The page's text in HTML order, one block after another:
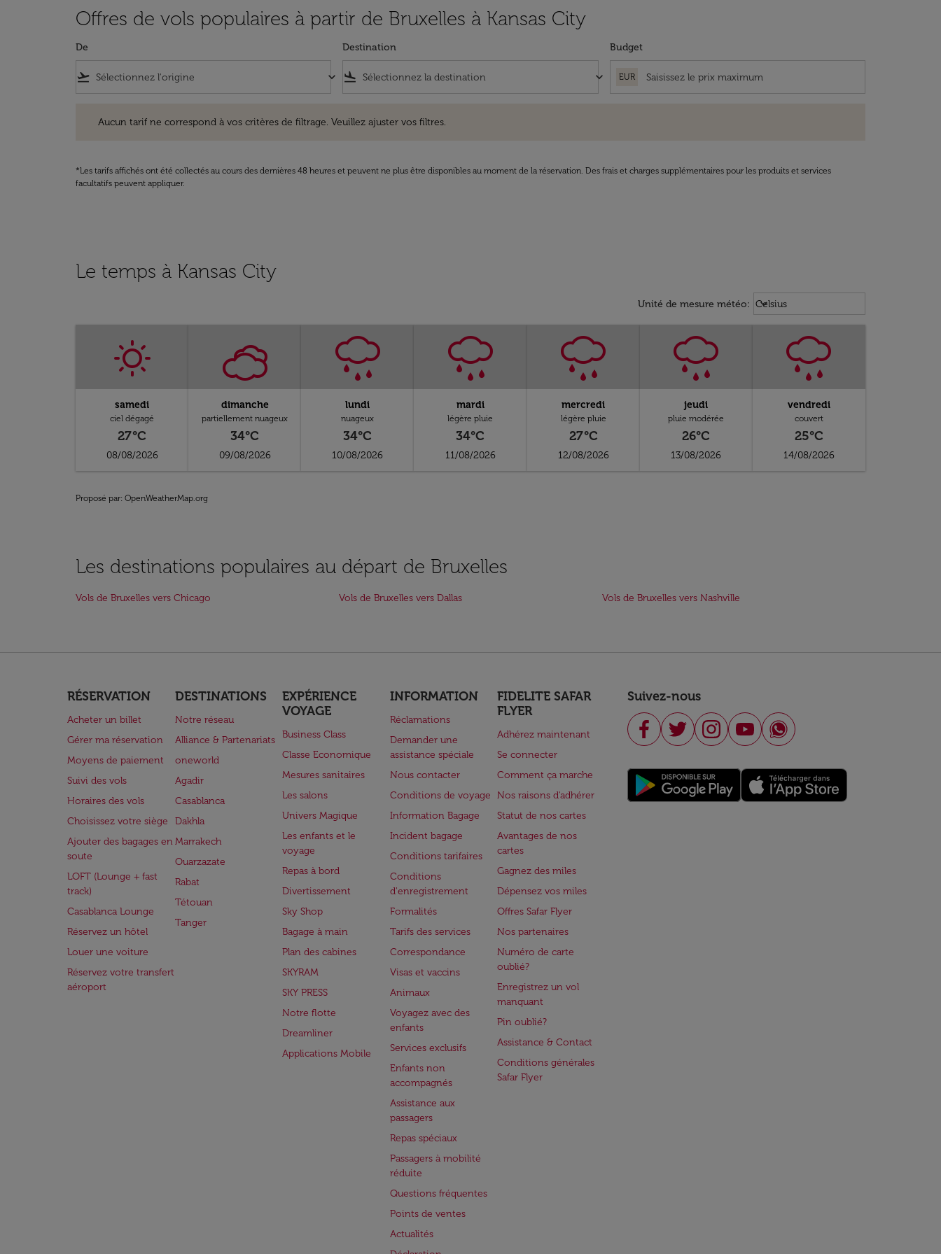
Offres de vols populaires à partir de Bruxelles à Kansas City
De
flight_takeoff keyboard_arrow_down
Destination
flight_land keyboard_arrow_down
Budget
EUR
Aucun tarif ne correspond à vos critères de filtrage. Veuillez ajuster vos filtres.
*Les tarifs affichés ont été collectés au cours des dernières 48 heures et peuvent ne plus être disponibles au moment de la réservation. Des frais et charges supplémentaires pour les produits et services
facultatifs peuvent appliquer.
Le temps à Kansas City
Unité de mesure météo: Weather unit option Celsius
Celsius
keyboard_arrow_down
samedi
ciel dégagé
27°C
08/08/2026
dimanche
partiellement nuageux
34°C
09/08/2026
lundi
nuageux
34°C
10/08/2026
mardi
légère pluie
34°C
11/08/2026
mercredi
légère pluie
27°C
12/08/2026
jeudi
pluie modérée
26°C
13/08/2026
vendredi
couvert
25°C
14/08/2026
Proposé par: OpenWeatherMap.org
Les destinations populaires au départ de Bruxelles
Vols de Bruxelles vers Chicago Vols de Bruxelles vers Dallas Vols de Bruxelles vers Nashville
RÉSERVATION
Acheter un billet
Gérer ma réservation
Moyens de paiement
Suivi des vols
Horaires des vols
Choisissez votre siège
Ajouter des bagages en
soute
LOFT (Lounge + fast
track)
Casablanca Lounge
Réservez un hôtel
Louer une voiture
Réservez votre transfert
aéroport
DESTINATIONS
Notre réseau
Alliance & Partenariats
oneworld
Agadir
Casablanca
Dakhla
Marrakech
Ouarzazate
Rabat
Tétouan
Tanger
EXPÉRIENCE
VOYAGE
Business Class
Classe Economique
Mesures sanitaires
Les salons
Univers Magique
Les enfants et le
voyage
Repas à bord
Divertissement
Sky Shop
Bagage à main
Plan des cabines
SKYRAM
SKY PRESS
Notre flotte
Dreamliner
Applications Mobile
INFORMATION
Réclamations
Demander une
assistance spéciale
Nous contacter
Conditions de voyage
Information Bagage
Incident bagage
Conditions tarifaires
Conditions
d'enregistrement
Formalités
Tarifs des services
Correspondance
Visas et vaccins
Animaux
Voyagez avec des
enfants
Services exclusifs
Enfants non
accompagnés
Assistance aux
passagers
Repas spéciaux
Passagers à mobilité
réduite
Questions fréquentes
Points de ventes
Actualités
FIDELITE SAFAR
FLYER
Adhérez maintenant
Se connecter
Comment ça marche
Nos raisons d'adhérer
Statut de nos cartes
Avantages de nos
cartes
Gagnez des miles
Dépensez vos miles
Offres Safar Flyer
Nos partenaires
Numéro de carte
oublié?
Enregistrez un vol
manquant
Pin oublié?
Assistance & Contact
Conditions générales
Safar Flyer
Suivez-nous